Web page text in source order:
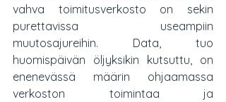
vahva toimitusverkosto on sekin
purettavissa useampiin
muutosajureihin. Data, tuo
huomispäivän öljyksikin kutsuttu, on
enenevässä määrin ohjaamassa
verkoston toimintaa ja